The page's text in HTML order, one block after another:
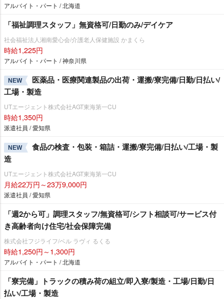
アルバイト・パート / 北海道
「福祉調理スタッフ」無資格可/日勤のみ/デイケア
社会福祉法人湘南愛心会/介護老人保健施設 かまくら
時給1,225円
アルバイト・パート / 神奈川県
NEW
医薬品・医療関連製品の出荷・運搬/寮完備/日勤/日払い/
工場・製造
UTエージェント株式会社AGT東海第一CU
時給1,350円
派遣社員 / 愛知県
NEW
食品の検査・包装・箱詰・運搬/寮完備/日払い/工場・製
造
UTエージェント株式会社AGT東海第一CU
月給22万円～23万9,000円
派遣社員 / 愛知県
「週2から可」調理スタッフ/無資格可/シフト相談可/サービス付
き高齢者向け住宅/社会保障完備
株式会社フジライフ/ベル ラヴィ るくる
時給1,250円～1,300円
アルバイト・パート / 北海道
「寮完備」トラックの積み荷の組立/即入寮/製造・工場/日勤/日
払い/工場・製造